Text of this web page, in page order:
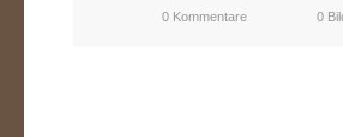
0 Kommentare 0